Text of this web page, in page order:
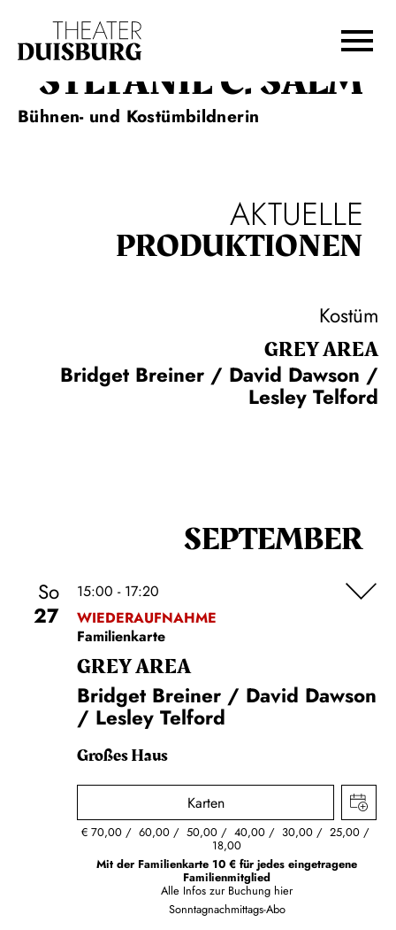
Zur Hauptnavigation springen
Zum Footer springen
STEFANIE C. SALM
Bühnen- und Kostümbildnerin
AKTUELLE
PRODUKTIONEN
Kostüm
GREY AREA
Bridget Breiner / David Dawson /
Lesley Telford
SEPTEMBER
So
27
15:00 - 17:20
WIEDERAUFNAHME
Familienkarte
GREY AREA
Bridget Breiner / David Dawson
/ Lesley Telford
Großes Haus
Karten
€ 70,00 60,00 50,00 40,00 30,00 25,00
18,00
Mit der Familienkarte 10 € für jedes eingetragene
Familienmitglied
Alle Infos zur Buchung hier
Sonntagnachmittags-Abo